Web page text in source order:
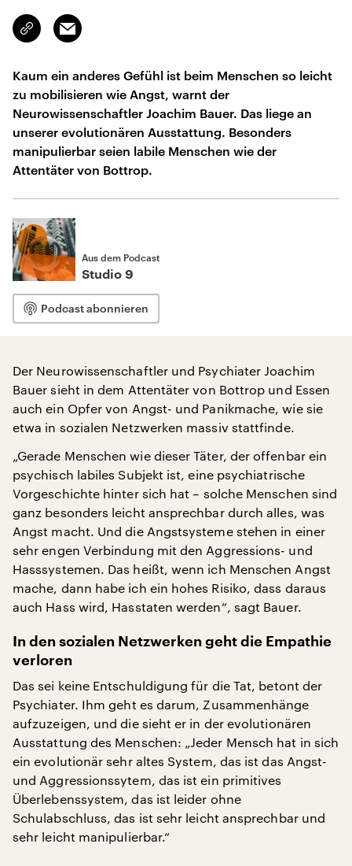
Link
kopieren/teilen
Email
Kaum ein anderes Gefühl ist beim Menschen so leicht
zu mobilisieren wie Angst, warnt der
Neurowissenschaftler Joachim Bauer. Das liege an
unserer evolutionären Ausstattung. Besonders
manipulierbar seien labile Menschen wie der
Attentäter von Bottrop.
Aus dem Podcast
Studio 9
Podcast abonnieren
Der Neurowissenschaftler und Psychiater Joachim
Bauer sieht in dem Attentäter von Bottrop und Essen
auch ein Opfer von Angst- und Panikmache, wie sie
etwa in sozialen Netzwerken massiv stattfinde.
„Gerade Menschen wie dieser Täter, der offenbar ein
psychisch labiles Subjekt ist, eine psychiatrische
Vorgeschichte hinter sich hat – solche Menschen sind
ganz besonders leicht ansprechbar durch alles, was
Angst macht. Und die Angstsysteme stehen in einer
sehr engen Verbindung mit den Aggressions- und
Hasssystemen. Das heißt, wenn ich Menschen Angst
mache, dann habe ich ein hohes Risiko, dass daraus
auch Hass wird, Hasstaten werden“, sagt Bauer.
In den sozialen Netzwerken geht die Empathie
verloren
Das sei keine Entschuldigung für die Tat, betont der
Psychiater. Ihm geht es darum, Zusammenhänge
aufzuzeigen, und die sieht er in der evolutionären
Ausstattung des Menschen: „Jeder Mensch hat in sich
ein evolutionär sehr altes System, das ist das Angst-
und Aggressionssytem, das ist ein primitives
Überlebenssystem, das ist leider ohne
Schulabschluss, das ist sehr leicht ansprechbar und
sehr leicht manipulierbar.“